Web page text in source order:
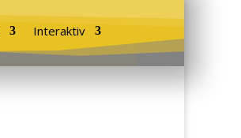
Interaktiv